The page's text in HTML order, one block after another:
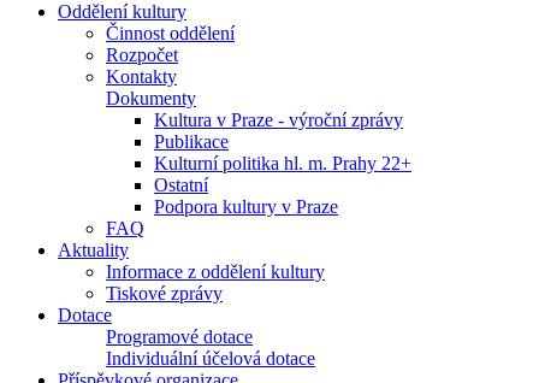
Oddělení kultury
Činnost oddělení
Rozpočet
Kontakty
Dokumenty
Kultura v Praze - výroční zprávy
Publikace
Kulturní politika hl. m. Prahy 22+
Ostatní
Podpora kultury v Praze
FAQ
Aktuality
Informace z oddělení kultury
Tiskové zprávy
Dotace
Programové dotace
Individuální účelová dotace